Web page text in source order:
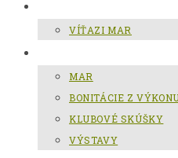
VÍŤAZI MAR
MAR
BONITÁCIE Z
KLUBOVÉ SKÚŠKY
VÝSTAVY